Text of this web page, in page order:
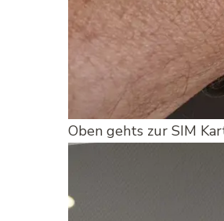
Oben gehts zur SIM